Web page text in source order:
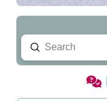
Search
Submit